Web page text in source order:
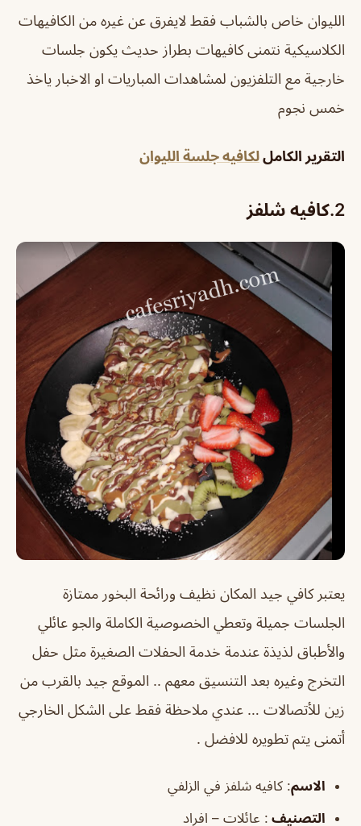
الليوان خاص بالشباب فقط لايفرق عن غيره من الكافيهات
الكلاسيكية نتمنى كافيهات بطراز حديث يكون جلسات
خارجية مع التلفزيون لمشاهدات المباريات او الاخبار ياخذ
خمس نجوم
التقرير الكامللكافيه جلسة الليوان
2.كافيه شلفز
يعتبر كافي جيد المكان نظيف ورائحة البخور ممتازة
الجلسات جميلة وتعطي الخصوصية الكاملة والجو عائلي
والأطباق لذيذة عندمة خدمة الحفلات الصغيرة مثل حفل
التخرج وغيره بعد التنسيق معهم .. الموقع جيد بالقرب من
زين للأتصالات … عندي ملاحظة فقط على الشكل الخارجي
أتمنى يتم تطويره للافضل .
الاسم: كافيه شلفز في الزلفي
التصنيف : عائلات – افراد